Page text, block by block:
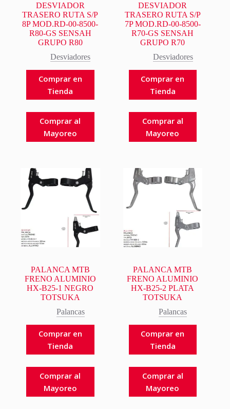
DESVIADOR
TRASERO RUTA S/P
8P MOD.RD-00-8500-
R80-GS SENSAH
GRUPO R80
Desviadores
Comprar en
Tienda
Comprar al
Mayoreo
DESVIADOR
TRASERO RUTA S/P
7P MOD.RD-00-8500-
R70-GS SENSAH
GRUPO R70
Desviadores
Comprar en
Tienda
Comprar al
Mayoreo
PALANCA MTB
FRENO ALUMINIO
HX-B25-1 NEGRO
TOTSUKA
Palancas
Comprar en
Tienda
Comprar al
Mayoreo
PALANCA MTB
FRENO ALUMINIO
HX-B25-2 PLATA
TOTSUKA
Palancas
Comprar en
Tienda
Comprar al
Mayoreo